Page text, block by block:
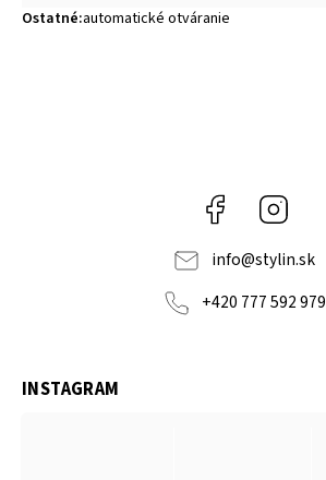
Ostatné:automatické otváranie
Facebook
info@stylin.sk
+420 777 592 979
INSTAGRAM